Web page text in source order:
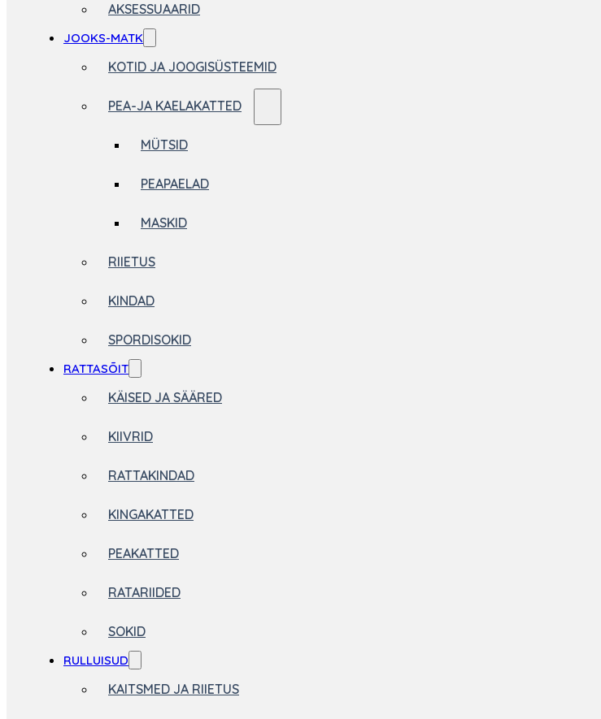
AKSESSUAARID
JOOKS-MATK
KOTID JA JOOGISÜSTEEMID
PEA-JA KAELAKATTED
MÜTSID
PEAPAELAD
MASKID
RIIETUS
KINDAD
SPORDISOKID
RATTASÕIT
KÄISED JA SÄÄRED
KIIVRID
RATTAKINDAD
KINGAKATTED
PEAKATTED
RATARIIDED
SOKID
RULLUISUD
KAITSMED JA RIIETUS